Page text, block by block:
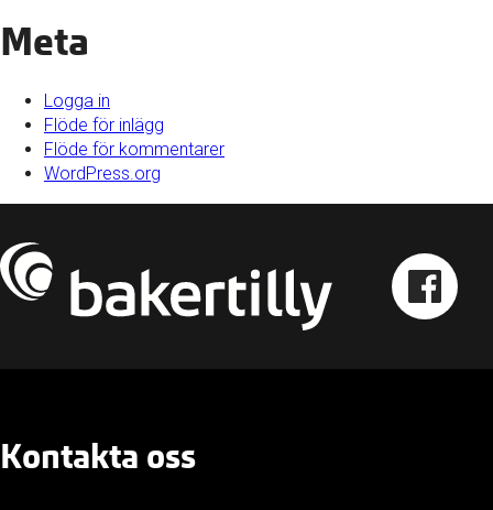
Meta
Logga in
Flöde för inlägg
Flöde för kommentarer
WordPress.org
Kontakta oss